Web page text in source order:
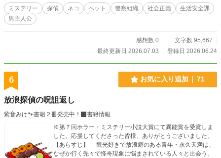
う。 「お前が辞めたことで、組織は救われた。内部で騒がれ
るより、外に出てもらったほうが都合がいい」 組織に残って
ミステリー 探偵 ネコ ペット 警察組織 社会正義
生活安全課
男主人公
感想数 0
文字数 95,667
最終更新日 2026.07.03
登録日 2026.06.24
6 お気に入り追加 71
放浪探偵の呪詛返し
紫音みけ🐾書籍２冊発売中！
書籍情報
※第７回ホラー・ミステリー小説大賞にて異能賞を受賞しま
した。応援してくださった皆様、ありがとうございました。
【あらすじ】 観光好きで放浪癖のある青年・永久天満は、
なぜか行く先々で怪奇現象に悩まされている人々と出会う。